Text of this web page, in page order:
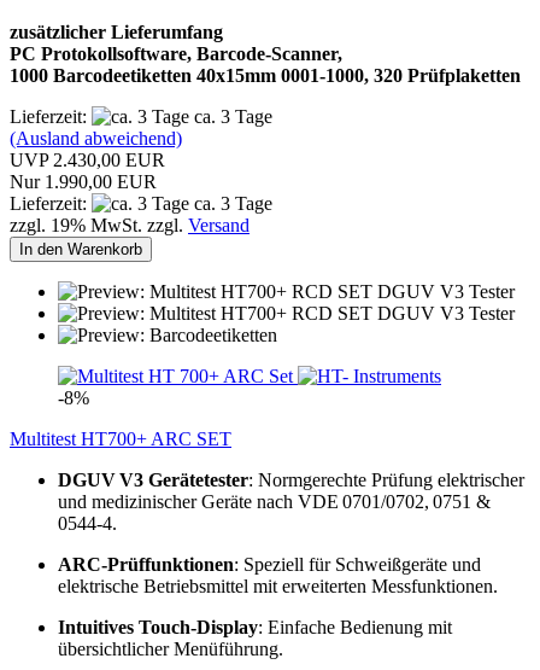
zusätzlicher Lieferumfang
PC Protokollsoftware, Barcode-Scanner,
1000 Barcodeetiketten 40x15mm 0001-1000, 320 Prüfplaketten
Lieferzeit:
ca. 3 Tage
(Ausland abweichend)
UVP 2.430,00 EUR
Nur 1.990,00 EUR
Lieferzeit:
ca. 3 Tage
zzgl. 19% MwSt. zzgl. Versand
In den Warenkorb
-8%
Multitest HT700+ ARC SET
DGUV V3 Gerätetester: Normgerechte Prüfung elektrischer
und medizinischer Geräte nach VDE 0701/0702, 0751 &
0544‑4.
ARC-Prüffunktionen: Speziell für Schweißgeräte und
elektrische Betriebsmittel mit erweiterten Messfunktionen.
Intuitives Touch-Display: Einfache Bedienung mit
übersichtlicher Menüführung.